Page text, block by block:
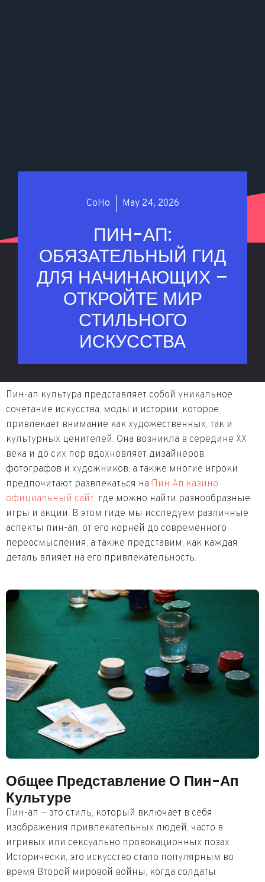
CoHo May 24, 2026
ПИН-АП:
ОБЯЗАТЕЛЬНЫЙ ГИД
ДЛЯ НАЧИНАЮЩИХ –
ОТКРОЙТЕ МИР
СТИЛЬНОГО
ИСКУССТВА
Пин-ап культура представляет собой уникальное
сочетание искусства, моды и истории, которое
привлекает внимание как художественных, так и
культурных ценителей. Она возникла в середине XX
века и до сих пор вдохновляет дизайнеров,
фотографов и художников, а также многие игроки
предпочитают развлекаться на Пин Ап казино
официальный сайт, где можно найти разнообразные
игры и акции. В этом гиде мы исследуем различные
аспекты пин-ап, от его корней до современного
переосмысления, а также представим, как каждая
деталь влияет на его привлекательность.
Общее Представление О Пин-Ап
Культуре
Пин-ап — это стиль, который включает в себя
изображения привлекательных людей, часто в
игривых или сексуально провокационных позах.
Исторически, это искусство стало популярным во
время Второй мировой войны, когда солдаты